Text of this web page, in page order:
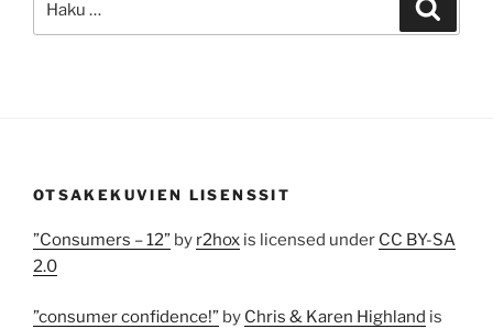
OTSAKEKUVIEN LISENSSIT
”Consumers – 12” by r2hox is licensed under CC BY-SA
2.0
”consumer confidence!” by Chris & Karen Highland is